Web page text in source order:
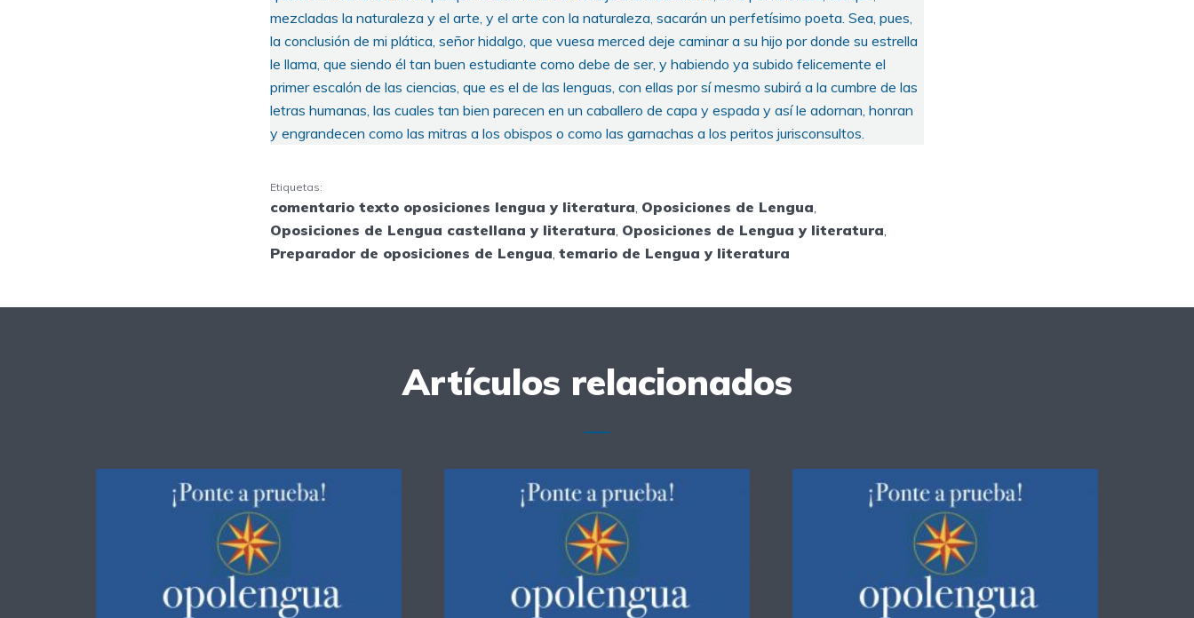
mezcladas la naturaleza y el arte, y el arte con la naturaleza, sacarán un perfetísimo poeta. Sea, pues,
la conclusión de mi plática, señor hidalgo, que vuesa merced deje caminar a su hijo por donde su estrella
le llama, que siendo él tan buen estudiante como debe de ser, y habiendo ya subido felicemente el
primer escalón de las ciencias, que es el de las lenguas, con ellas por sí mesmo subirá a la cumbre de las
letras humanas, las cuales tan bien parecen en un caballero de capa y espada y así le adornan, honran
y engrandecen como las mitras a los obispos o como las garnachas a los peritos jurisconsultos.
Etiquetas:
comentario texto oposiciones lengua y literatura, Oposiciones de Lengua,
Oposiciones de Lengua castellana y literatura, Oposiciones de Lengua y literatura,
Preparador de oposiciones de Lengua, temario de Lengua y literatura
Artículos relacionados